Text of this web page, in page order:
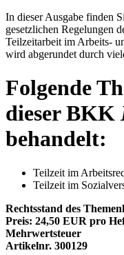
In dieser Ausgabe finden
gesetzlichen Regelungen
Teilzeitarbeit im Arbeits-
wird abgerundet durch
Folgende
dieser BKK
behandelt:
Teilzeit im
Teilzeit im
Rechtsstand des
Preis: 24,50 EUR pro
Mehrwertsteuer
Artikelnr. 300129